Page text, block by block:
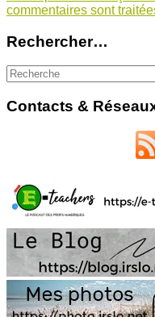
commentaires sont
Rechercher…
Contacts &